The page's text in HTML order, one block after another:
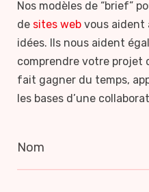
Nos modèles de “brief”
de sites web vous aident
idées. Ils nous aident
comprendre votre projet
fait gagner du temps,
les bases d’une
Nom